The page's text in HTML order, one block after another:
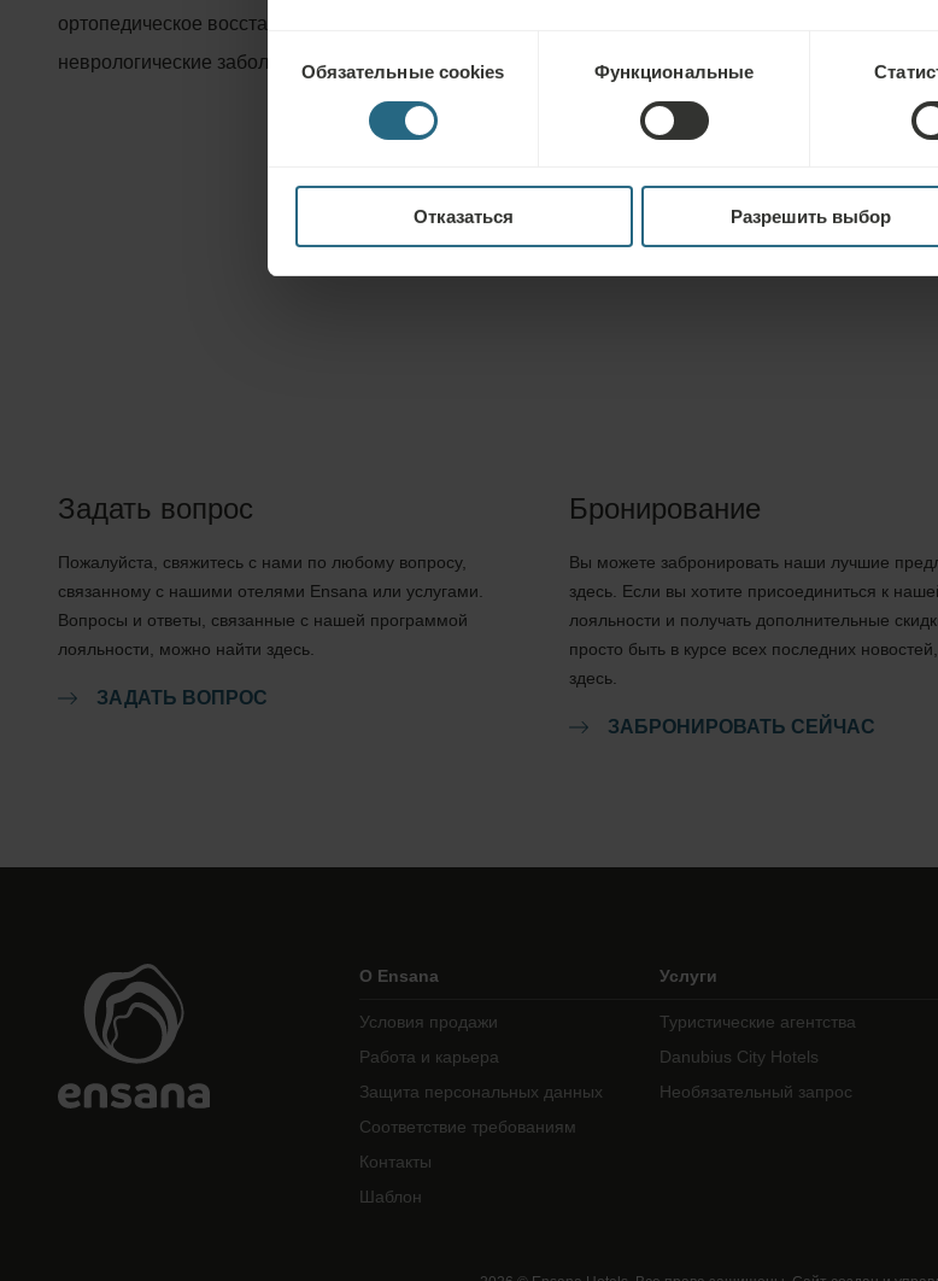
согласия
Обязательные cookies Функциональные
Отказаться Разрешить выбор
ортопедическое восстановление, стресс, усталость, некоторые
неврологические заболевания, предменструальный синдром, дисменорея
свежий или
химиотерапии,
других
эпилепсия,
употребление
Задать вопрос
Пожалуйста, свяжитесь с нами по любому вопросу,
связанному с нашими отелями Ensana или услугами.
Вопросы и ответы, связанные с нашей программой
лояльности, можно найти здесь.
ЗАДАТЬ ВОПРОС
Бронирование
Вы можете забронировать наши лучшие
здесь. Если вы хотите присоединиться к
лояльности и получать дополнительные
просто быть в курсе всех последних
здесь.
ЗАБРОНИРОВАТЬ СЕЙЧАС
О Ensana
Условия продажи
Работа и карьера
Защита персональных данных
Соответствие требованиям
Контакты
Шаблон
Услуги
Туристические агентства
Danubius City Hotels
Необязательный запрос